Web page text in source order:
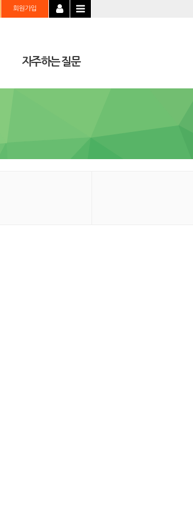
회원가입
자주하는 질문